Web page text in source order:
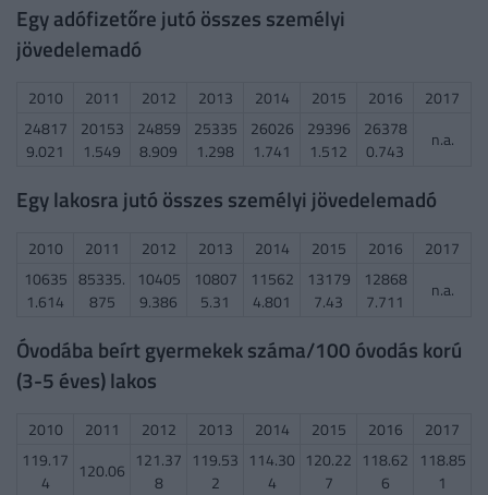
Egy adófizetőre jutó összes személyi
jövedelemadó
2010 2011 2012 2013 2014 2015 2016
2017
24817
9.021
20153
1.549
24859
8.909
25335
1.298
26026
1.741
29396
1.512
26378
0.743
n.a.
Egy lakosra jutó összes személyi jövedelemadó
2010 2011 2012 2013 2014 2015 2016
2017
10635
1.614
85335.
875
10405
9.386
10807
5.31
11562
4.801
13179
7.43
12868
7.711
n.a.
Óvodába beírt gyermekek száma/100 óvodás korú
(3-5 éves) lakos
2010 2011 2012 2013 2014 2015 2016
2017
119.17
4
120.06 121.37
8
119.53
2
114.30
4
120.22
7
118.62
6
118.85
1